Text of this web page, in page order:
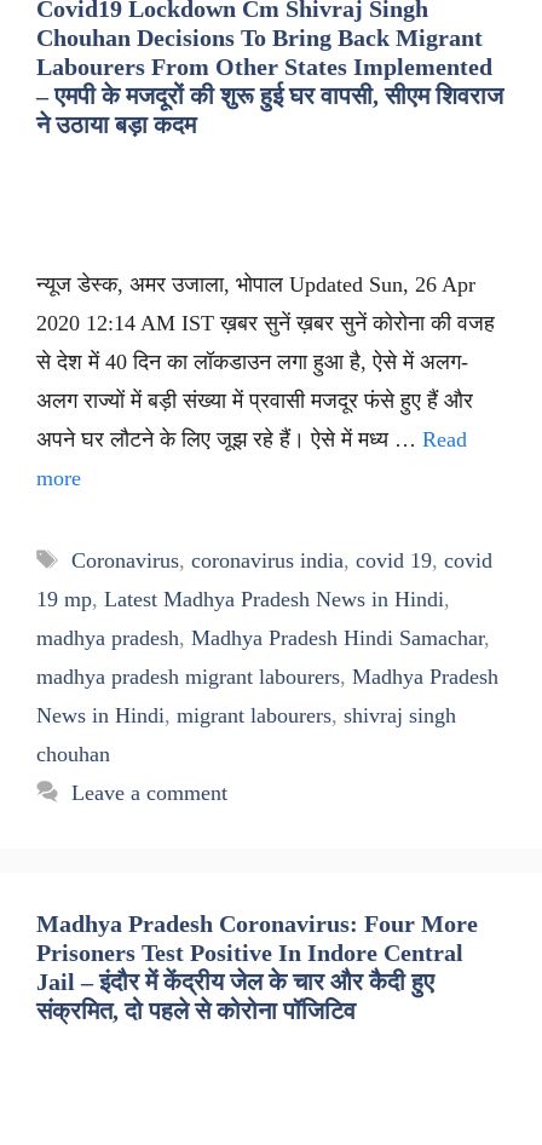
Covid19 Lockdown Cm Shivraj Singh
Chouhan Decisions To Bring Back Migrant
Labourers From Other States Implemented
– एमपी के मजदूरों की शुरू हुई घर वापसी, सीएम शिवराज
ने उठाया बड़ा कदम
न्यूज डेस्क, अमर उजाला, भोपाल Updated Sun, 26 Apr
2020 12:14 AM IST ख़बर सुनें ख़बर सुनें कोरोना की वजह
से देश में 40 दिन का लॉकडाउन लगा हुआ है, ऐसे में अलग-
अलग राज्यों में बड़ी संख्या में प्रवासी मजदूर फंसे हुए हैं और
अपने घर लौटने के लिए जूझ रहे हैं। ऐसे में मध्य … Read
more
Tags
Coronavirus, coronavirus india, covid 19, covid
19 mp, Latest Madhya Pradesh News in Hindi,
madhya pradesh, Madhya Pradesh Hindi Samachar,
madhya pradesh migrant labourers, Madhya Pradesh
News in Hindi, migrant labourers, shivraj singh
chouhan
Leave a comment
Madhya Pradesh Coronavirus: Four More
Prisoners Test Positive In Indore Central
Jail – इंदौर में केंद्रीय जेल के चार और कैदी हुए
संक्रमित, दो पहले से कोरोना पॉजिटिव